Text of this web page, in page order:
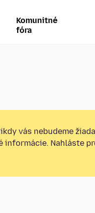
Komunitné
fóra
vás nebudeme
informácie. Nahláste